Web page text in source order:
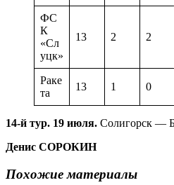
ФС
К
«Сл
уцк»
13 2 2
Раке
та
13 1 0
14-й тур. 19 июля. Солигорск
Денис СОРОКИН
Похожие материалы